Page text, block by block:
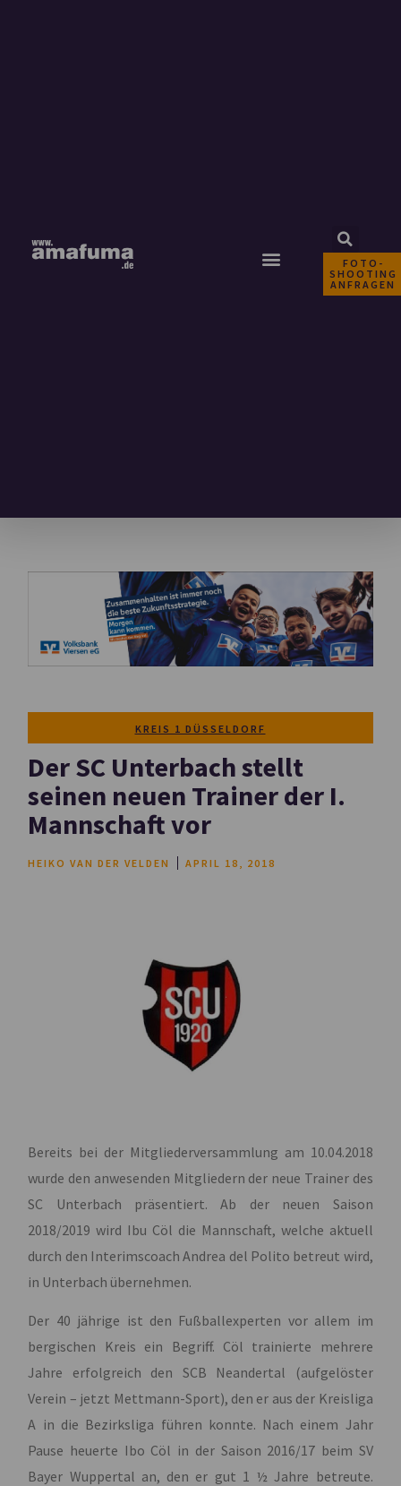
FOTO-
SHOOTING
ANFRAGEN
KREIS 1 DÜSSELDORF
Der SC Unterbach stellt
seinen neuen Trainer der I.
Mannschaft vor
HEIKO VAN DER VELDEN APRIL 18, 2018
Bereits bei der Mitgliederversammlung am 10.04.2018
wurde den anwesenden Mitgliedern der neue Trainer des
SC Unterbach präsentiert. Ab der neuen Saison
2018/2019 wird Ibu Cöl die Mannschaft, welche aktuell
durch den Interimscoach Andrea del Polito betreut wird,
in Unterbach übernehmen.
Der 40 jährige ist den Fußballexperten vor allem im
bergischen Kreis ein Begriff. Cöl trainierte mehrere
Jahre erfolgreich den SCB Neandertal (aufgelöster
Verein – jetzt Mettmann-Sport), den er aus der Kreisliga
A in die Bezirksliga führen konnte. Nach einem Jahr
Pause heuerte Ibo Cöl in der Saison 2016/17 beim SV
Bayer Wuppertal an, den er gut 1 ½ Jahre betreute.